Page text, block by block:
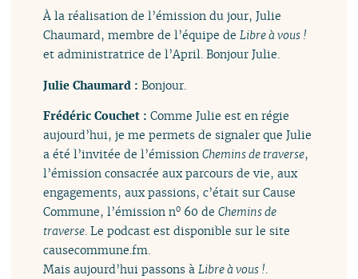
À la réalisation de l’émission du jour, Julie
Chaumard, membre de l’équipe deLibre à vous !
et administratrice de l’April. Bonjour Julie.
Julie Chaumard :Bonjour.
Frédéric Couchet :Comme Julie est en régie
aujourd’hui, je me permets de signaler que Julie
a été l’invitée de l’émissionChemins de traverse,
l’émission consacrée aux parcours de vie, aux
engagements, aux passions, c’était sur Cause
Commune, l’émission n0 60 deChemins de
traverse. Le podcast est disponible sur le site
causecommune.fm.
Mais aujourd’hui passons àLibre à vous !.